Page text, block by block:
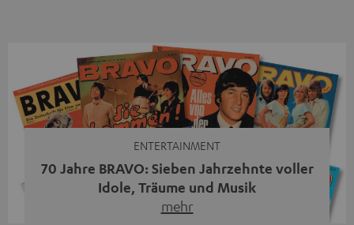
Streaming-System vereint hochwertige HiFi-Technik,
moderne Streaming-Funktionen und hohe Flexibilität in
einem einzigen Gerät – und zeigt, dass man für großen
Sound heute keine klassische HiFi-Anlage mehr braucht.
ENTERTAINMENT
70 Jahre BRAVO: Sieben Jahrzehnte voller
Idole, Träume und Musik
mehr